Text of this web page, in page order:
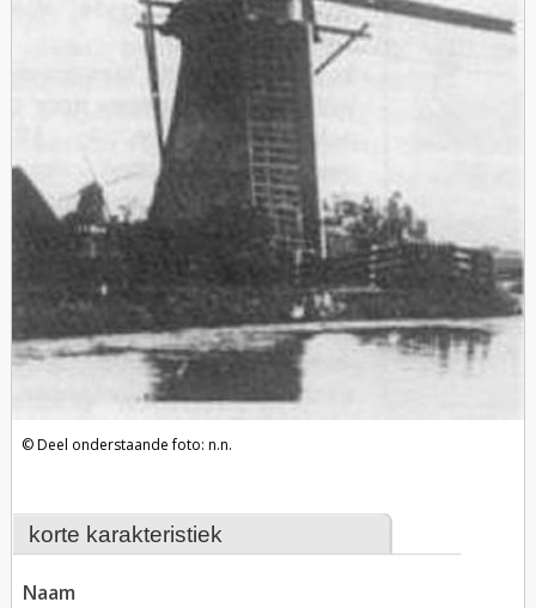
korte karakteristiek
naam
Deel onderstaande foto: n.n.